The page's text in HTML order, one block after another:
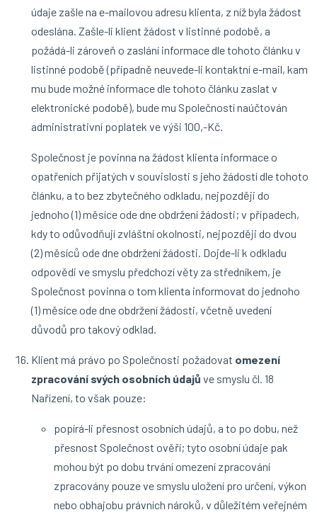
údaje zašle na e-mailovou adresu klienta, z níž byla žádost
odeslána. Zašle-li klient žádost v listinné podobě, a
požádá-li zároveň o zaslání informace dle tohoto článku v
listinné podobě (případně neuvede-li kontaktní e-mail, kam
mu bude možné informace dle tohoto článku zaslat v
elektronické podobě), bude mu Společností naúčtován
administrativní poplatek ve výši 100,-Kč.
Společnost je povinna na žádost klienta informace o
opatřeních přijatých v souvislosti s jeho žádostí dle tohoto
článku, a to bez zbytečného odkladu, nejpozději do
jednoho (1) měsíce ode dne obdržení žádosti; v případech,
kdy to odůvodňují zvláštní okolnosti, nejpozději do dvou
(2) měsíců ode dne obdržení žádosti. Dojde-li k odkladu
odpovědi ve smyslu předchozí věty za středníkem, je
Společnost povinna o tom klienta informovat do jednoho
(1) měsíce ode dne obdržení žádosti, včetně uvedení
důvodů pro takový odklad.
Klient má právo po Společnosti požadovat omezení
zpracování svých osobních údajů ve smyslu čl. 18
Nařízení, to však pouze:
popírá-li přesnost osobních údajů, a to po dobu, než
přesnost Společnost ověří; tyto osobní údaje pak
mohou být po dobu trvání omezení zpracování
zpracovány pouze ve smyslu uložení pro určení, výkon
nebo obhajobu právních nároků, v důležitém veřejném